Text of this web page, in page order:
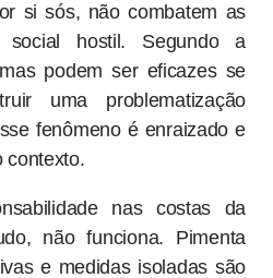
si sós, não combatem as
social hostil. Segundo a
podem ser eficazes se
uma problematização
fenômeno é enraizado e
contexto.
nas costas da
não funciona. Pimenta
e medidas isoladas são